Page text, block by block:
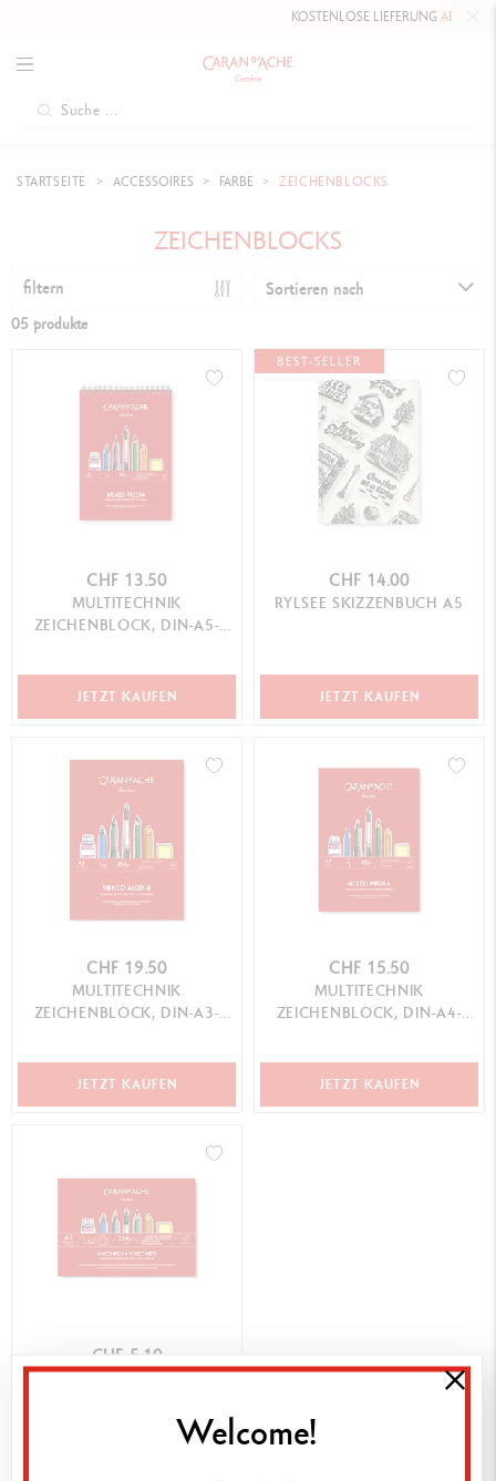
KOSTENLOSE LIEFERUNGAB 80 CHF
STARTSEITE ACCESSOIRES FARBE ZEICHENBLOCKS
ZEICHENBLOCKS
filtern Sortieren nach
05 produkte
CHF 13.50
MULTITECHNIK
ZEICHENBLOCK, DIN-A5-
JETZT KAUFEN
BEST-SELLER
CHF 14.00
RYLSEE SKIZZENBUCH A5
JETZT KAUFEN
CHF 19.50
MULTITECHNIK
ZEICHENBLOCK, DIN-A3-
JETZT KAUFEN
CHF 15.50
MULTITECHNIK
ZEICHENBLOCK, DIN-A4-
JETZT KAUFEN
CHF 5.10
MULTITECHNIK-PAPIER
Welcome!